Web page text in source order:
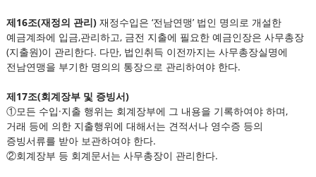
제16조(재정의 관리)재정수입은 ‘전남연맹’ 법인 명의로 개설한
예금계좌에 입금,관리하고, 금전 지출에 필요한 예금인장은 사무총장
(지출원)이 관리한다. 다만, 법인취득 이전까지는 사무총장실명에
전남연맹을 부기한 명의의 통장으로 관리하여야 한다.
제17조(회계장부 및 증빙서)
①모든 수입·지출 행위는 회계장부에 그 내용을 기록하여야 하며,
거래 등에 의한 지출행위에 대해서는 견적서나 영수증 등의
증빙서류를 받아 보관하여야 한다.
②회계장부 등 회계문서는 사무총장이 관리한다.